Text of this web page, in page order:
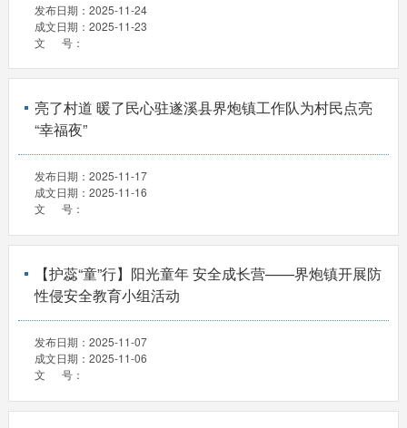
发布日期： 2025-11-24
成文日期： 2025-11-23
文 号：
亮了村道 暖了民心驻遂溪县界炮镇工作队为村民点亮
“幸福夜”
发布日期： 2025-11-17
成文日期： 2025-11-16
文 号：
【护蕊“童”行】阳光童年 安全成长营——界炮镇开展防
性侵安全教育小组活动
发布日期： 2025-11-07
成文日期： 2025-11-06
文 号：